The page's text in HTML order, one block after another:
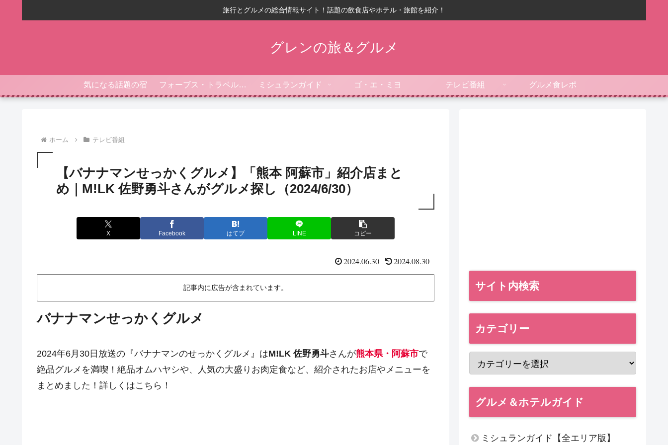
旅行とグルメの総合情報サイト！話題の飲食店やホテル・旅館を紹介！
グレンの旅＆グルメ
気になる話題の宿 フォーブス・トラベルガイド ミシュランガイド ゴ・エ・ミヨ テレビ番組 グルメ食レポ
ホーム テレビ番組
【バナナマンせっかくグルメ】「熊本 阿蘇市」紹介店まと
め｜M!LK 佐野勇斗さんがグルメ探し（2024/6/30）
X Facebook はてブ LINE コピー
2024.06.30 2024.08.30
記事内に広告が含まれています。
バナナマンせっかくグルメ
2024年6月30日放送の『バナナマンのせっかくグルメ』はM!LK 佐野勇斗さんが熊本県・阿蘇市で
絶品グルメを満喫！絶品オムハヤシや、人気の大盛りお肉定食など、紹介されたお店やメニューを
まとめました！詳しくはこちら！
サイト内検索
カテゴリー
グルメ＆ホテルガイド
ミシュランガイド【全エリア版】